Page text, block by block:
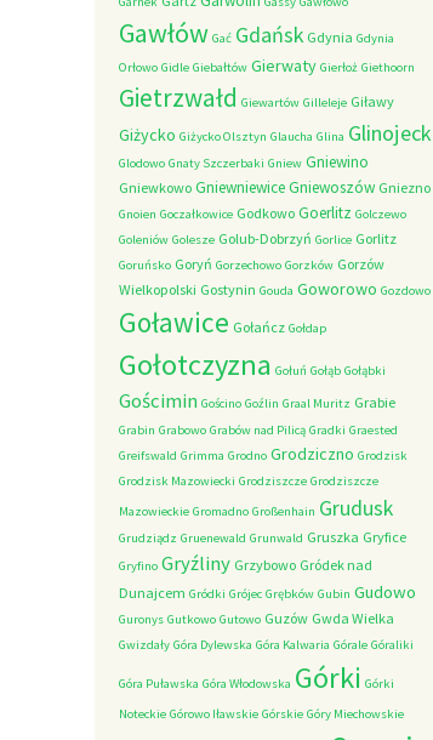
Gawłów Gać Gdańsk Gdynia Gdynia
Orłowo Gidle Giebałtów Gierwaty Gierłoż Giethoorn
Gietrzwałd Giewartów Gilleleje Giławy
Giżycko Giżycko Olsztyn Glaucha Glina Glinojeck
Glodowo Gnaty Szczerbaki Gniew Gniewino
Gniewkowo GniewniewiceGniewoszów Gniezno
Gnoien Goczałkowice Godkowo Goerlitz Golczewo
Goleniów Golesze Golub-Dobrzyń Gorlice Gorlitz
Goruńsko Goryń Gorzechowo Gorzków Gorzów
Wielkopolski Gostynin Gouda Goworowo Gozdowo
Goławice Gołańcz Gołdap
Gołotczyzna Gołuń Gołąb Gołąbki
Gościmin Gościno Goźlin Graal Muritz Grabie
Grabin Grabowo Grabów nad Pilicą Gradki Graested
Greifswald Grimma Grodno Grodziczno Grodzisk
Grodzisk Mazowiecki Grodziszcze Grodziszcze
Mazowieckie Gromadno Großenhain Grudusk
Grudziądz Gruenewald Grunwald Gruszka Gryfice
Gryfino Gryźliny Grzybowo Gródek nad
Dunajcem Gródki Grójec Grębków Gubin Gudowo
Guronys Gutkowo Gutowo Guzów Gwda Wielka
Gwizdały Góra Dylewska Góra Kalwaria Górale Góraliki
Góra Puławska Góra Włodowska Górki Górki
Noteckie Górowo Iławskie Górskie Góry Miechowskie